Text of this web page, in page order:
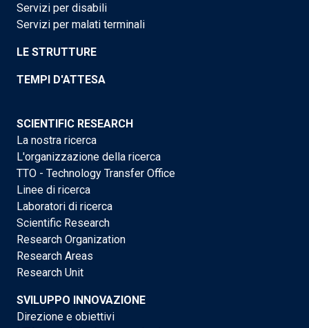
Servizi per disabili
Servizi per malati terminali
LE STRUTTURE
TEMPI D'ATTESA
SCIENTIFIC RESEARCH
La nostra ricerca
L'organizzazione della ricerca
TTO - Technology Transfer Office
Linee di ricerca
Laboratori di ricerca
Scientific Research
Research Organization
Research Areas
Research Unit
SVILUPPO INNOVAZIONE
Direzione e obiettivi